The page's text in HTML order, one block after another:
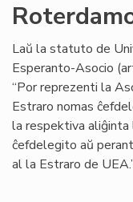
Laŭ la statuto de
Esperanto-Asocio
“Por reprezenti la
Estraro nomas
la respektiva aliĝinta
ĉefdelegito aŭ
al la Estraro de